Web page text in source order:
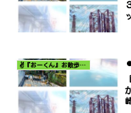
✌️『おーくん』お散歩日記〜どんな出会いがあるだろう〜